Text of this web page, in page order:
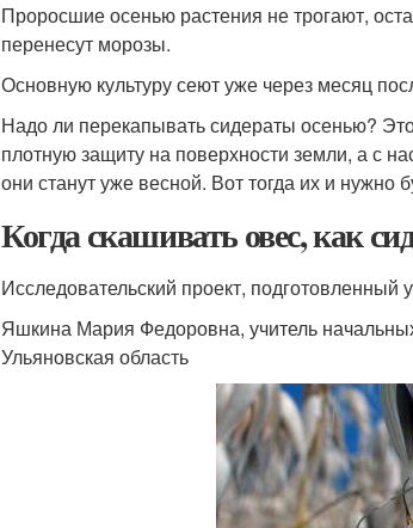
Проросшие осенью растения не трогают,
перенесут морозы.
Основную культуру сеют уже через месяц
Надо ли перекапывать сидераты осенью?
плотную защиту на поверхности земли, а с
они станут уже весной. Вот тогда их и нужно
Когда скашивать овес, как
Исследовательский проект,
Яшкина Мария Федоровна, учитель
Ульяновская область